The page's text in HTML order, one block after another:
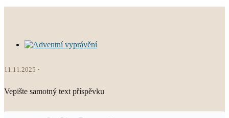
11.11.2025
Vepište samotný text příspěvku